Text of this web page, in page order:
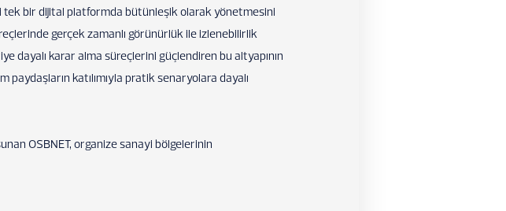
tek bir dijital platformda bütünleşik olarak yönetmesini
gerçek zamanlı görünürlük ile izlenebilirlik
dayalı karar alma süreçlerini güçlendiren bu altyapının
katılımıyla pratik senaryolara dayalı
OSBNET, organize sanayi bölgelerinin